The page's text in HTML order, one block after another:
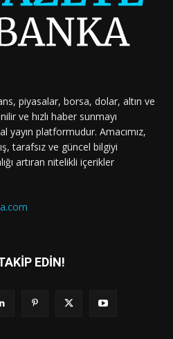
piyasalar, borsa, dolar, altın ve
ve hızlı haber sunmayı
yayın platformudur. Amacımız,
tarafsız ve güncel bilgiyi
artıran nitelikli içerikler
EDİN!